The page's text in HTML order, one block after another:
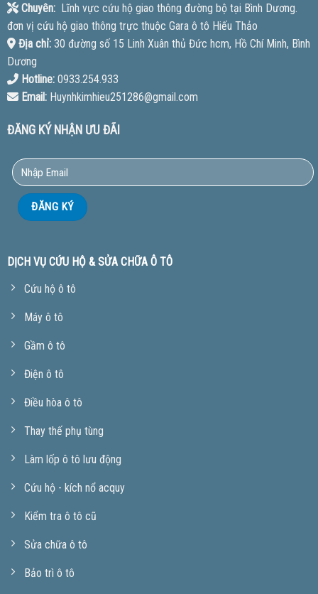
Chuyên:Lĩnh vực cứu hộ giao thông đường bộ tại Bình Dương.
đơn vị cứu hộ giao thông trực thuộc Gara ô tô Hiếu Thảo
Địa chỉ:30 đường số 15 Linh Xuân thủ Đức hcm, Hồ Chí Minh, Bình
Dương
Hotline:0933.254.933
Email:Huynhkimhieu251286@gmail.com
ĐĂNG KÝ NHẬN ƯU ĐÃI
DỊCH VỤ CỨU HỘ & SỬA CHỮA Ô TÔ
Cứu hộ ô tô
Máy ô tô
Gầm ô tô
Điện ô tô
Điều hòa ô tô
Thay thế phụ tùng
Làm lốp ô tô lưu động
Cứu hộ - kích nổ acquy
Kiểm tra ô tô cũ
Sửa chữa ô tô
Bảo trì ô tô